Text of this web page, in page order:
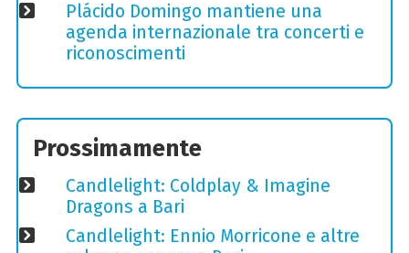
Plácido Domingo mantiene una
agenda internazionale tra concerti e
riconoscimenti
Prossimamente
Candlelight: Coldplay & Imagine
Dragons a Bari
Candlelight: Ennio Morricone e altre